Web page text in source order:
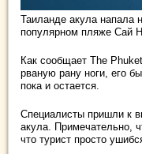
Таиланде акула напала
популярном пляже Сай
Как сообщает The
рваную рану ноги, его
пока и остается.
Специалисты пришли к
акула. Примечательно,
что турист просто